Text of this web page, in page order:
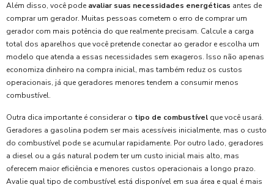
Além disso, você pode avaliar suas necessidades energéticas antes de
comprar um gerador. Muitas pessoas cometem o erro de comprar um
gerador com mais potência do que realmente precisam. Calcule a carga
total dos aparelhos que você pretende conectar ao gerador e escolha um
modelo que atenda a essas necessidades sem exageros. Isso não apenas
economiza dinheiro na compra inicial, mas também reduz os custos
operacionais, já que geradores menores tendem a consumir menos
combustível.
Outra dica importante é considerar o tipo de combustível que você usará.
Geradores a gasolina podem ser mais acessíveis inicialmente, mas o custo
do combustível pode se acumular rapidamente. Por outro lado, geradores
a diesel ou a gás natural podem ter um custo inicial mais alto, mas
oferecem maior eficiência e menores custos operacionais a longo prazo.
Avalie qual tipo de combustível está disponível em sua área e qual é mais